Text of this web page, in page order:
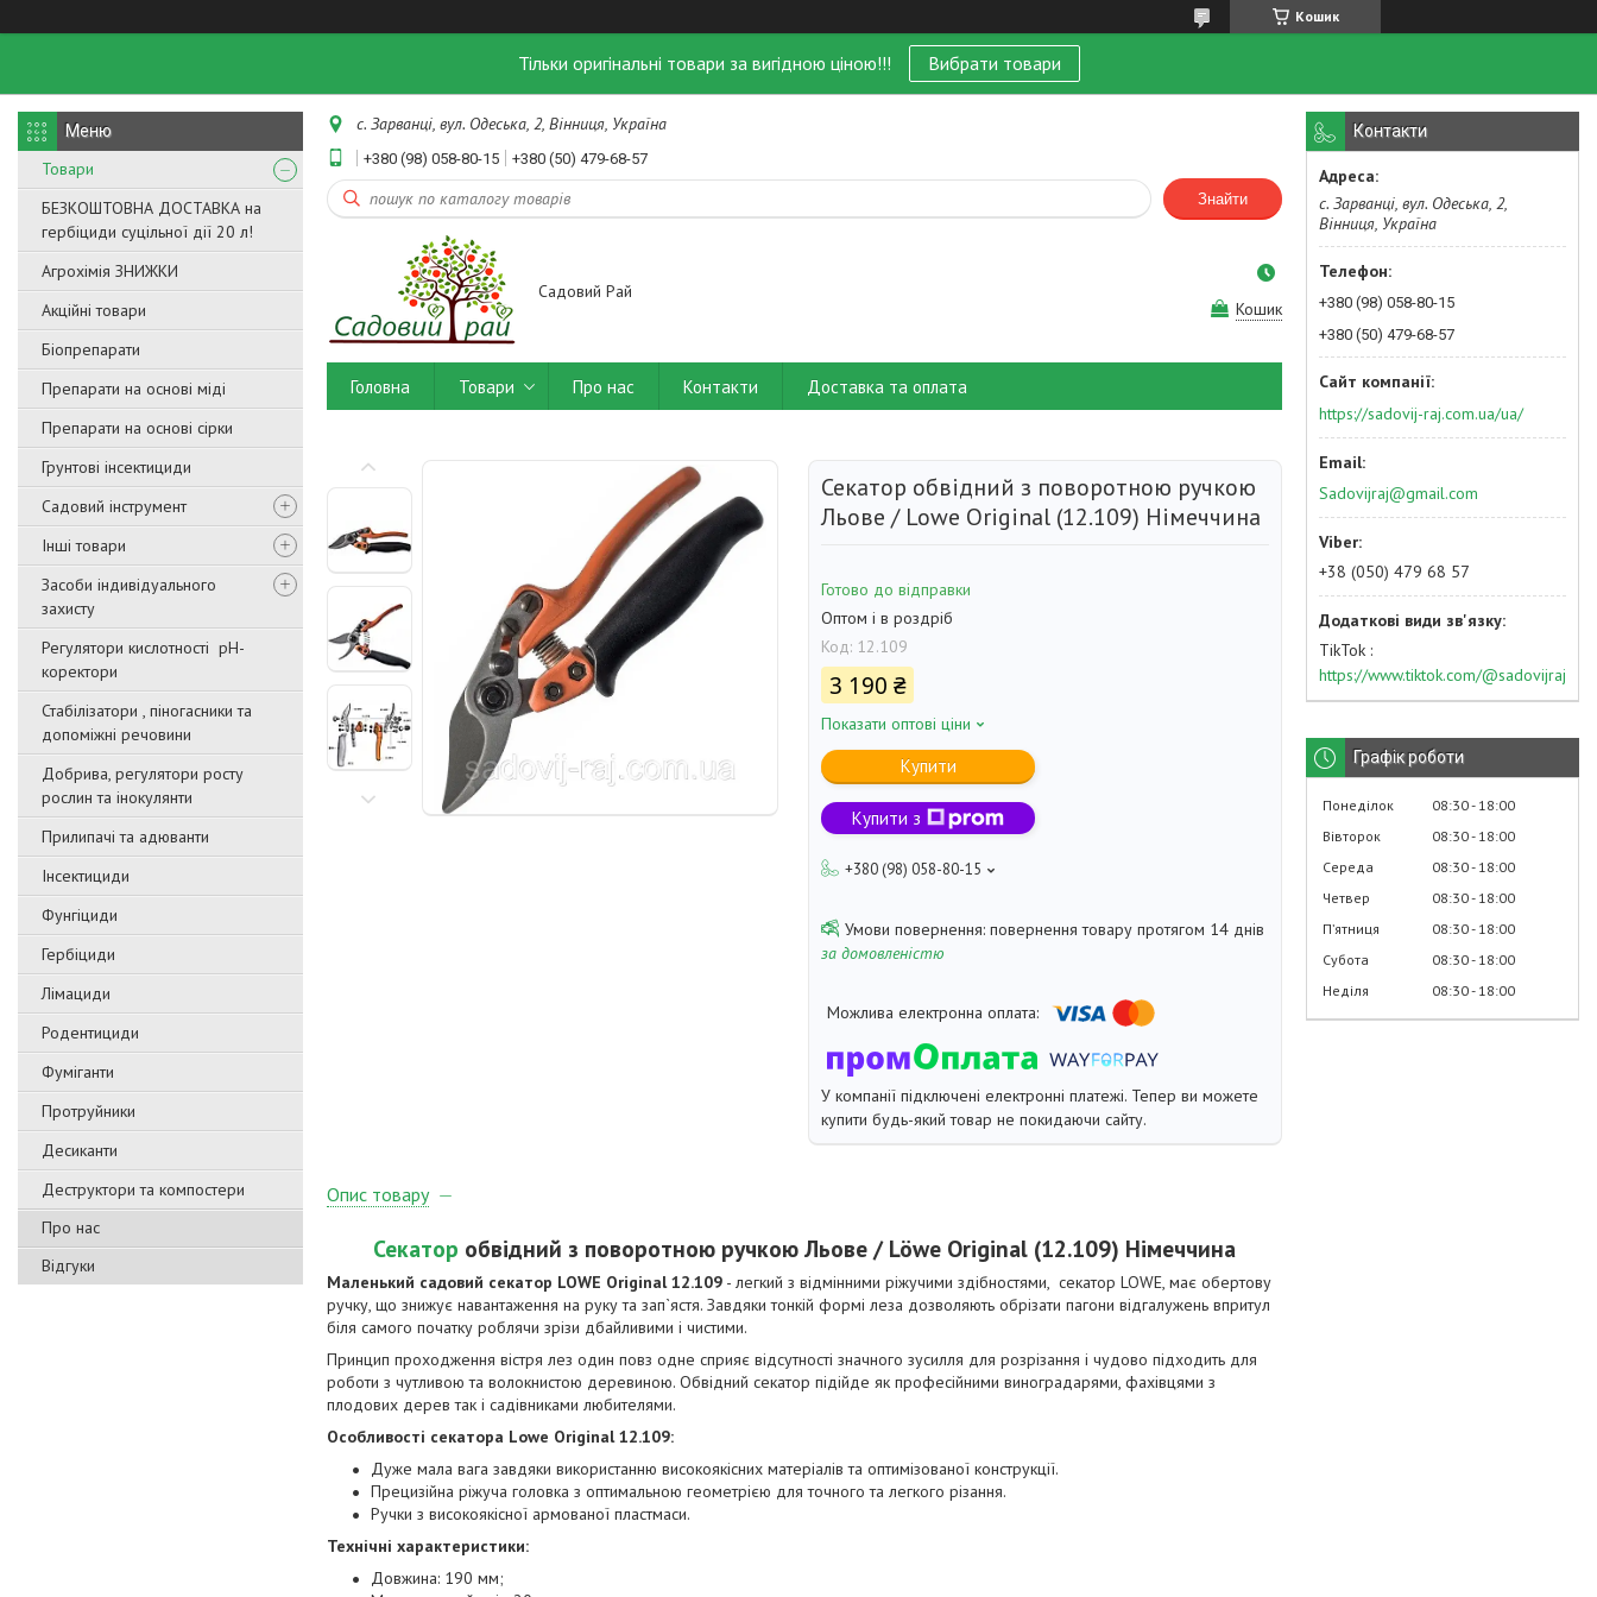
Кошик
Тільки оригінальні товари за вигідною ціною!!! Вибрати товари
Товари
БЕЗКОШТОВНА ДОСТАВКА на
гербіциди суцільної дії 20 л!
Агрохімія ЗНИЖКИ
Акційні товари
Біопрепарати
Препарати на основі міді
Препарати на основі сірки
Грунтові інсектициди
Садовий інструмент
Інші товари
Засоби індивідуального
захисту
Регулятори кислотності pН-
коректори
Стабілізатори , піногасники та
допоміжні речовини
Добрива, регулятори росту
рослин та інокулянти
Прилипачі та адюванти
Інсектициди
Фунгіциди
Гербіциди
Лімациди
Родентициди
Фуміганти
Протруйники
Десиканти
Деструктори та компостери
Про нас
Відгуки
с. Зарванці, вул. Одеська, 2, Вінниця, Україна
+380 (98) 058-80-15 +380 (50) 479-68-57
Знайти
Садовий Рай
Кошик
Головна Товари Про нас Контакти Доставка та оплата
Секатор обвідний з поворотною ручкою
Льове / Lowe Original (12.109) Німеччина
Готово до відправки
Оптом і в роздріб
Код: 12.109
3 190 ₴
Показати оптові ціни
Купити
Купити з
+380 (98) 058-80-15
повернення товару протягом 14 днів
за домовленістю
У компанії підключені електронні платежі. Тепер ви можете
купити будь-який товар не покидаючи сайту.
Опис товару
Секатор обвідний з поворотною ручкою Льове / Löwe Original (12.109) Німеччина
Маленький садовий секатор LOWE Original 12.109 - легкий з відмінними ріжучими здібностями, секатор LOWE, має обертову
ручку, що знижує навантаження на руку та зап`ястя. Завдяки тонкій формі леза дозволяють обрізати пагони відгалужень впритул
біля самого початку роблячи зрізи дбайливими і чистими.
Принцип проходження вістря лез один повз одне сприяє відсутності значного зусилля для розрізання і чудово підходить для
роботи з чутливою та волокнистою деревиною. Обвідний секатор підійде як професійними виноградарями, фахівцями з
плодових дерев так і садівниками любителями.
Особливості секатора Lowe Original 12.109:
Дуже мала вага завдяки використанню високоякісних матеріалів та оптимізованої конструкції.
Прецизійна ріжуча головка з оптимальною геометрією для точного та легкого різання.
Ручки з високоякісної армованої пластмаси.
Технічні характеристики:
Довжина: 190 мм;
Контакти
с. Зарванці, вул. Одеська, 2,
Вінниця, Україна
+380 (98) 058-80-15
+380 (50) 479-68-57
https://sadovij-raj.com.ua/ua/
Sadovijraj@gmail.com
+38 (050) 479 68 57
TikTok
https://www.tiktok.com/@sadovijraj
Графік роботи
Понеділок 08:30 18:00
Вівторок
08:30 18:00
Середа
08:30 18:00
Четвер
08:30 18:00
Пʼятниця
08:30 18:00
Субота
08:30 18:00
Неділя
08:30 18:00